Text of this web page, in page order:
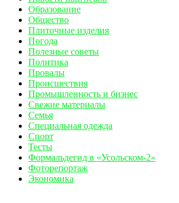
Образование
Общество
Плиточные изделия
Погода
Полезные советы
Политика
Провалы
Происшествия
Промышленность и бизнес
Свежие материалы
Семья
Специальная одежда
Спорт
Тесты
Формальдегид в «Усольском-2»
Фоторепортаж
Экономика